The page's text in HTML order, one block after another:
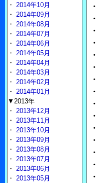
・
・
・
・
・
・
・
・
・
・
・
・
・
・
・
・ 2014年10月
・ 2014年09月
・ 2014年08月
・ 2014年07月
・ 2014年06月
・ 2014年05月
・ 2014年04月
・ 2014年03月
・ 2014年02月
・ 2014年01月
▼2013年
・ 2013年12月
・ 2013年11月
・ 2013年10月
・ 2013年09月
・ 2013年08月
・ 2013年07月
・ 2013年06月
・ 2013年05月